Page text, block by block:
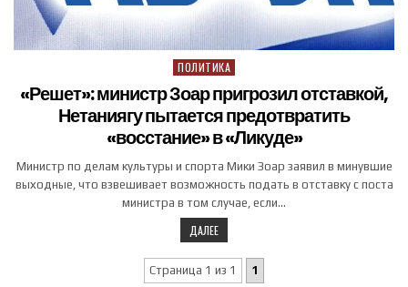
Posted in
ПОЛИТИКА
«Решет»: министр Зоар пригрозил отставкой,
Нетаниягу пытается предотвратить
«восстание» в «Ликуде»
Министр по делам культуры и спорта Мики Зоар заявил в минувшие
выходные, что взвешивает возможность подать в отставку с поста
министра в том случае, если…
ДАЛЕЕ
Страница 1 из 1 1